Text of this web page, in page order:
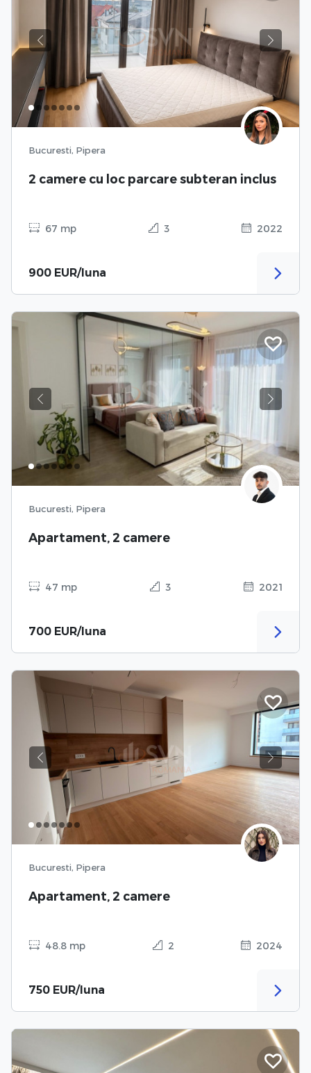
Previous Next
Bucuresti, Pipera
2 camere cu loc parcare subteran inclus
67 mp 3 2022
900 EUR/luna
Previous Next
Bucuresti, Pipera
Apartament, 2 camere
47 mp 3 2021
700 EUR/luna
Previous Next
Bucuresti, Pipera
Apartament, 2 camere
48.8 mp 2 2024
750 EUR/luna